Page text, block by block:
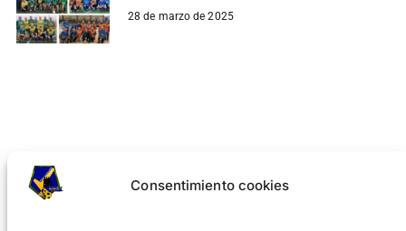
Consentimiento cookies
28 de marzo de 2025
21 de octubre de 2024